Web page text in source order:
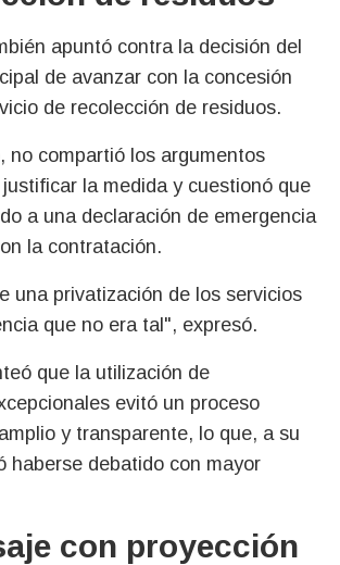
apuntó contra la decisión del
de avanzar con la concesión
de recolección de residuos.
no compartió los argumentos
la medida y cuestionó que
a una declaración de emergencia
la contratación.
una privatización de los servicios
que no era tal", expresó.
que la utilización de
evitó un proceso
y transparente, lo que, a su
haberse debatido con mayor
con proyección